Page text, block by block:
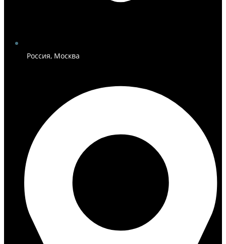
Россия, Москва